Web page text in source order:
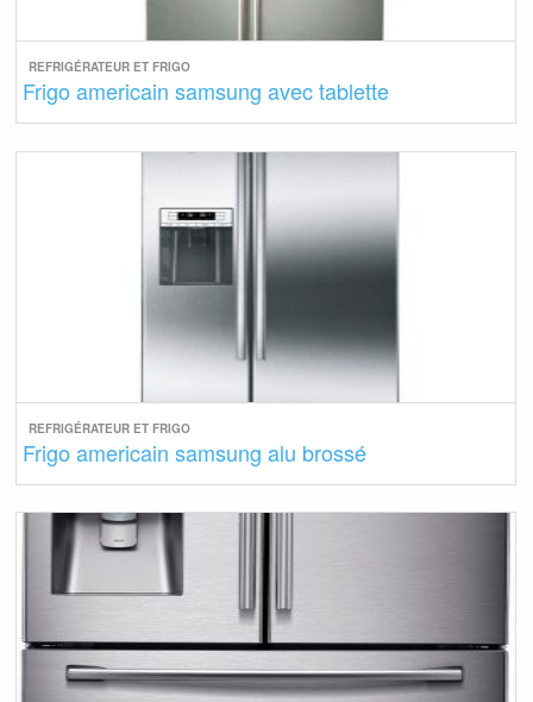
REFRIGÉRATEUR ET FRIGO
Frigo americain samsung avec tablette
REFRIGÉRATEUR ET FRIGO
Frigo americain samsung alu brossé